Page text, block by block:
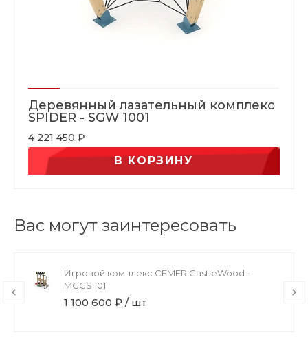
Деревянный лазательный комплекс
SPIDER - SGW 1001
4 221 450 ₽
В КОРЗИНУ
Вас могут заинтересовать
Игровой комплекс CEMER CastleWood -
MGCS 101
1 100 600 ₽ / шт